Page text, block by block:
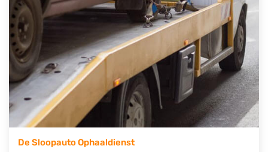
Wij kunnen u helpen met de inkoop van auto's van
eigenlijk alle merken, zoals Alfa Romeo, Audi, BMW,
Chevrolet, Citroën, Dacia, Fiat, Ford, Honda, Hyundai,
Kia, Mazda, Mercedes Benz, Mitsubishi, Nissan, Opel,
Peugeot, Porsche, Renault, Seat, Skoda, Suzuki, Tesla,
Toyota, Volkswagen en Volvo.
De Sloopauto Ophaaldienst